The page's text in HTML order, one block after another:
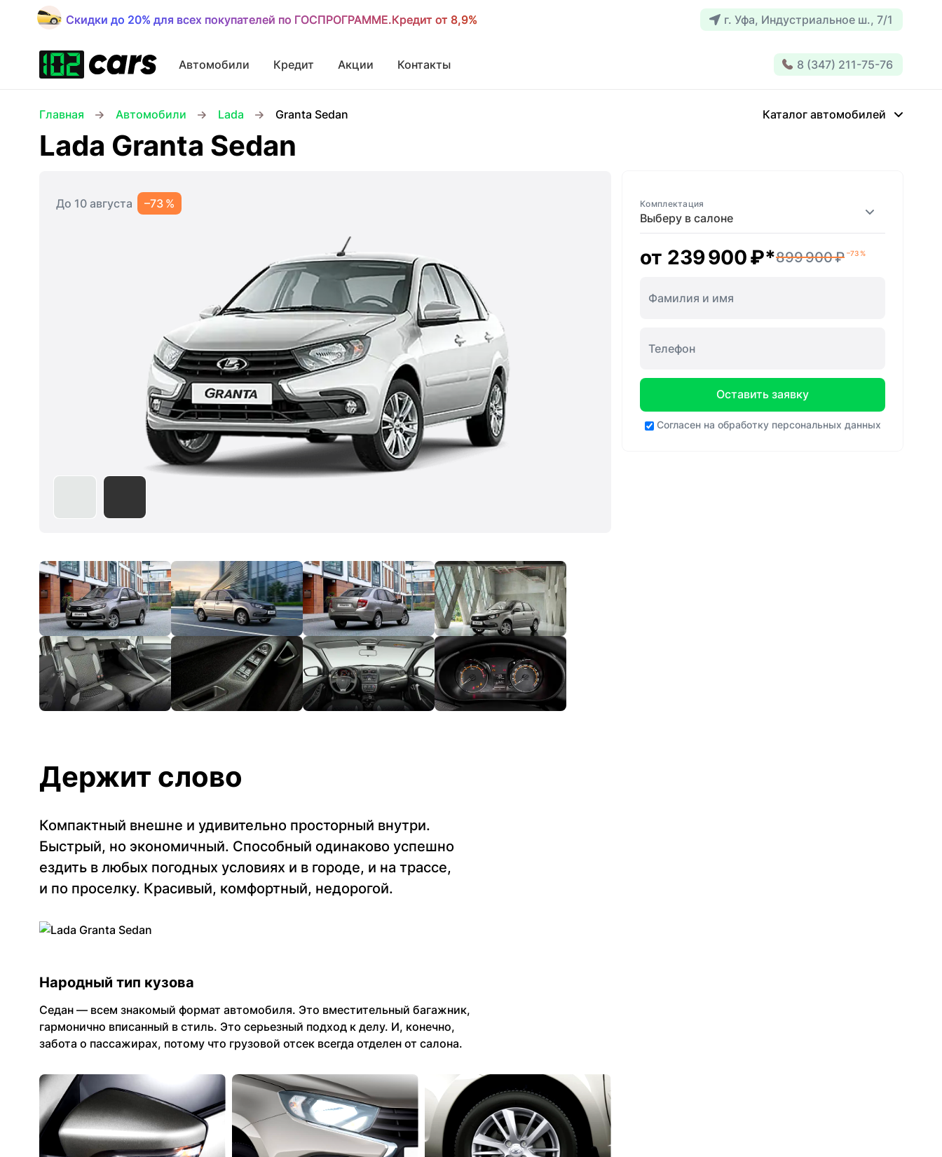
Скидки до 20% для всех покупателей по ГОСПРОГРАММЕ.Кредит от 8,9%
Скидки до 20% для всех покупателей по ГОСПРОГРАММЕ.Кредит от 8,9% г. Уфа, Индустриальное ш., 7/1
Автомобили Кредит Акции Контакты 8 (347) 211-75-76
Главная Автомобили Lada Granta Sedan Каталог автомобилей
Lada Granta Sedan
До 10 августа
–73 %
Выберу в салоне
Комплектация
от 239 900 ₽*899 900 ₽ –73 %
Оставить заявку
Согласен на обработку персональных данных
Держит слово
Компактный внешне и удивительно просторный внутри.
Быстрый, но экономичный. Способный одинаково успешно
ездить в любых погодных условиях и в городе, и на трассе,
и по проселку. Красивый, комфортный, недорогой.
Народный тип кузова
Седан — всем знакомый формат автомобиля. Это вместительный багажник,
гармонично вписанный в стиль. Это серьезный подход к делу. И, конечно,
забота о пассажирах, потому что грузовой отсек всегда отделен от салона.